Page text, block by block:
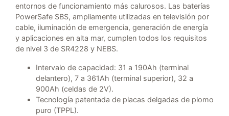
entornos de funcionamiento más calurosos. Las baterías
PowerSafe SBS, ampliamente utilizadas en televisión por
cable, iluminación de emergencia, generación de energía
y aplicaciones en alta mar, cumplen todos los requisitos
de nivel 3 de SR4228 y NEBS.
Intervalo de capacidad: 31 a 190Ah (terminal
delantero), 7 a 361Ah (terminal superior), 32 a
900Ah (celdas de 2V).
Tecnología patentada de placas delgadas de plomo
puro (TPPL).